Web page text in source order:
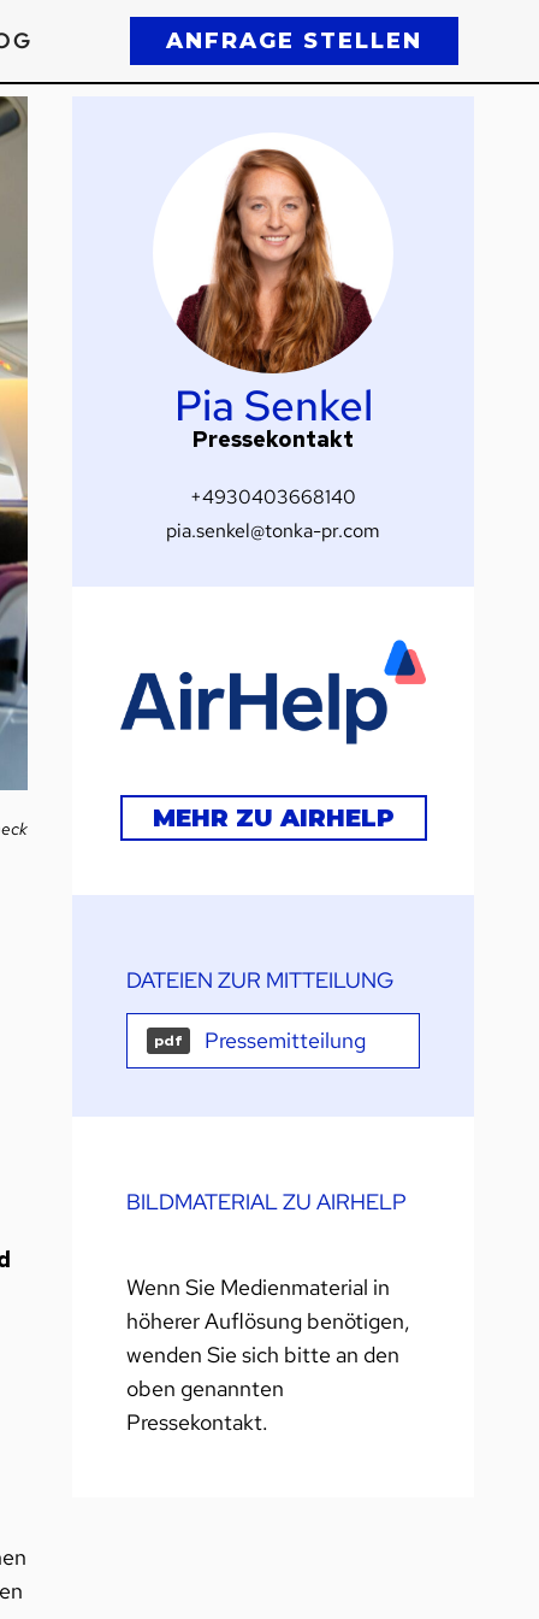
ANFRAGE STELLEN
Pia Senkel
Pressekontakt
+4930403668140
pia.senkel@tonka-pr.com
MEHR ZU AIRHELP
DATEIEN ZUR MITTEILUNG
pdf Pressemitteilung
BILDMATERIAL ZU AIRHELP
Wenn Sie Medienmaterial in
höherer Auflösung benötigen,
wenden Sie sich bitte an den
oben genannten
Pressekontakt.